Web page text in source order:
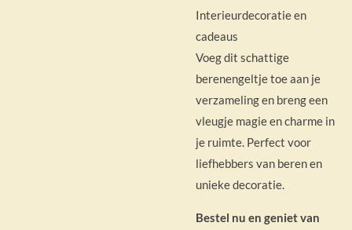
Interieurdecoratie en
cadeaus
Voeg dit schattige
berenengeltje toe aan je
verzameling en breng een
vleugje magie en charme in
je ruimte. Perfect voor
liefhebbers van beren en
unieke decoratie.
Bestel nu en geniet van